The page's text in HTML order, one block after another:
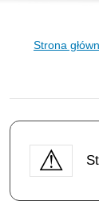
Strona